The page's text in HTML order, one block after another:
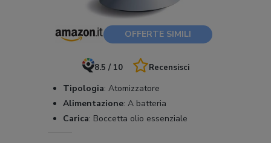
OFFERTE SIMILI
8.5 / 10 Recensisci
Tipologia: Atomizzatore
Alimentazione: A batteria
Carica: Boccetta olio essenziale